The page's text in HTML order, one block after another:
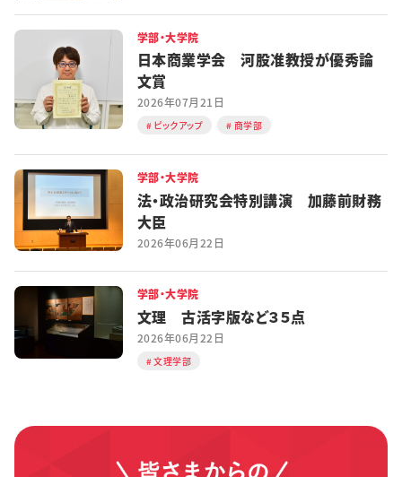
学部・大学院
日本商業学会 河股准教授が優秀論
文賞
2026年07月21日
ピックアップ 商学部
学部・大学院
法・政治研究会特別講演 加藤前財務
大臣
2026年06月22日
学部・大学院
文理 古活字版など３５点
2026年06月22日
文理学部